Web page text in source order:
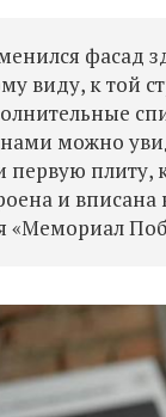
фасад
виду, к той
можно
плиту,
и
«Мемориал